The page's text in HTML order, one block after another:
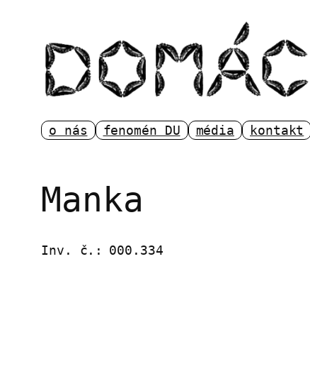
o nás fenomén DU média kontakt
Manka
Inv. č.: 000.334